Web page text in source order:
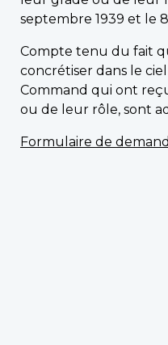
septembre 1939 et le
Compte tenu du fait
concrétiser dans le
Command qui ont
ou de leur rôle, sont
Formulaire de